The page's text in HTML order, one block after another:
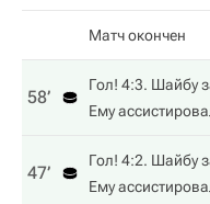
Матч окончен
58‎’‎
Гол! 4:3. Шайбу
Ему
47‎’‎
Гол! 4:2. Шайбу
Ему